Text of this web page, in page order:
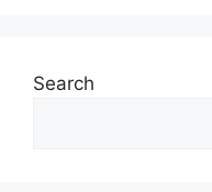
Search